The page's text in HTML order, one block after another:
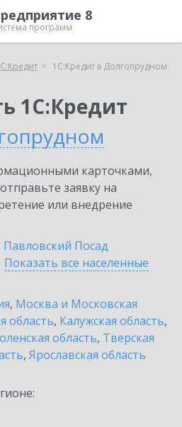
8
программ
1С:Кредит в Долгопрудном
1С:Кредит
карточками,
заявку на
или внедрение
Павловский Посад
Показать все населенные
, Москва и Московская
область, Калужская область,
область, Тверская
, Ярославская область